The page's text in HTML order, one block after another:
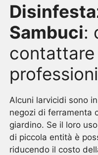
Sambuci:
contattare
Alcuni larvicidi sono
negozi di ferramenta
giardino. Se il loro
di piccola entità è
riducendo il costo